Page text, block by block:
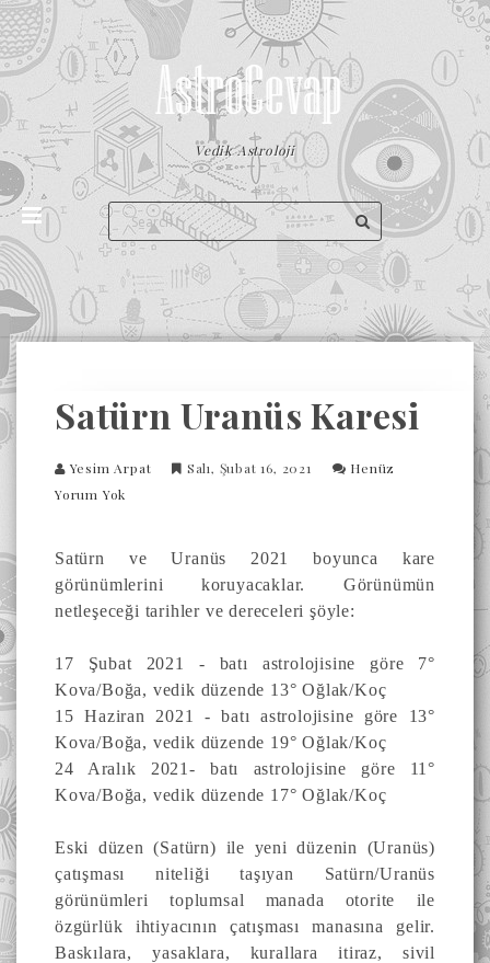
Vedik Astroloji
Satürn Uranüs Karesi
Yesim Arpat Salı, Şubat 16, 2021
Henüz
Yorum Yok
Satürn ve Uranüs 2021 boyunca kare
görünümlerini koruyacaklar. Görünümün
netleşeceği tarihler ve dereceleri şöyle:
17 Şubat 2021 - batı astrolojisine göre 7°
Kova/Boğa, vedik düzende 13° Oğlak/Koç
15 Haziran 2021 - batı astrolojisine göre 13°
Kova/Boğa, vedik düzende 19° Oğlak/Koç
24 Aralık 2021- batı astrolojisine göre 11°
Kova/Boğa, vedik düzende 17° Oğlak/Koç
Eski düzen (Satürn) ile yeni düzenin (Uranüs)
çatışması niteliği taşıyan Satürn/Uranüs
görünümleri toplumsal manada otorite ile
özgürlük ihtiyacının çatışması manasına gelir.
Baskılara, yasaklara, kurallara itiraz, sivil